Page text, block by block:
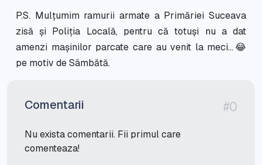
P.S. Mulțumim ramurii armate a Primăriei Suceava
zisă și Poliția Locală, pentru că totuși nu a dat
amenzi mașinilor parcate care au venit la meci…😂
pe motiv de Sâmbătă.
Comentarii #0
Nu exista comentarii. Fii primul care
comenteaza!